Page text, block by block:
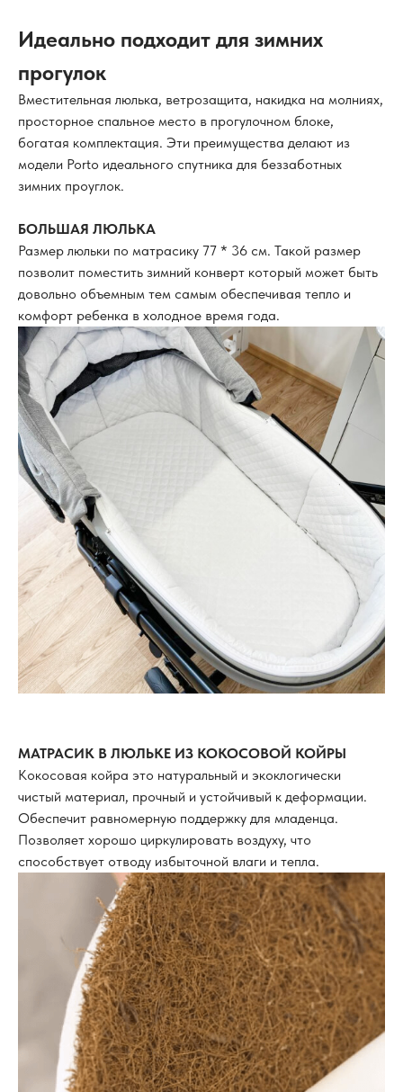
Идеально подходит для зимних
прогулок
Вместительная люлька, ветрозащита, накидка на молниях,
просторное спальное место в прогулочном блоке,
богатая комплектация. Эти преимущества делают из
модели Porto идеального спутника для беззаботных
зимних проуглок.
БОЛЬШАЯ ЛЮЛЬКА
Размер люльки по матрасику 77 * 36 см. Такой размер
позволит поместить зимний конверт который может быть
довольно объемным тем самым обеспечивая тепло и
комфорт ребенка в холодное время года.
МАТРАСИК В ЛЮЛЬКЕ ИЗ КОКОСОВОЙ КОЙРЫ
Кокосовая койра это натуральный и экоклогически
чистый материал, прочный и устойчивый к деформации.
Обеспечит равномерную поддержку для младенца.
Позволяет хорошо циркулировать воздуху, что
способствует отводу избыточной влаги и тепла.